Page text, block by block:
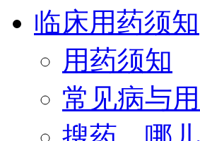
临床用药须知
用药须知
常见病与